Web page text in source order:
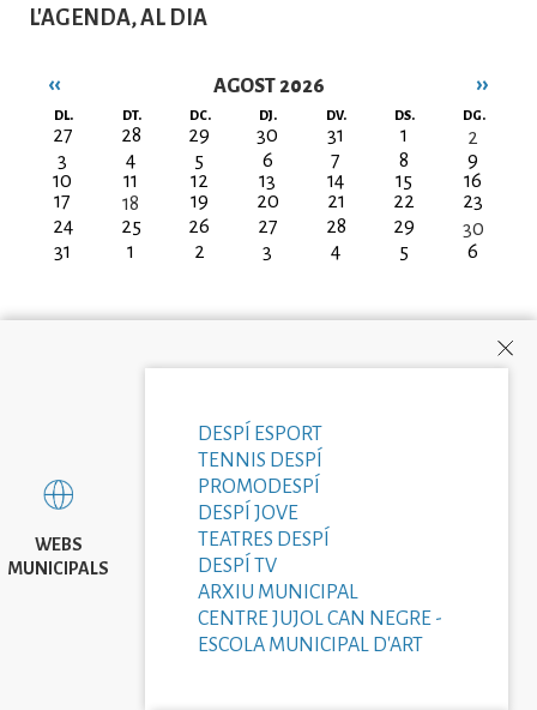
L'AGENDA, AL DIA
AGOST 2026
Paginació
‹‹ ››
DL. DT. DC. DJ. DV. DS. DG.
27 28 29 30 31 1
2
3
4 5 6 7 8
9
10
11 12 13 14 15
16
17
18 19 20 21 22
23
24
25 26 27 28 29
30
31
1 2 3 4 5 6
WEBS
MUNICIPALS
DESPÍ ESPORT
TENNIS DESPÍ
PROMODESPÍ
DESPÍ JOVE
TEATRES DESPÍ
DESPÍ TV
ARXIU MUNICIPAL
CENTRE JUJOL CAN NEGRE -
ESCOLA MUNICIPAL D'ART